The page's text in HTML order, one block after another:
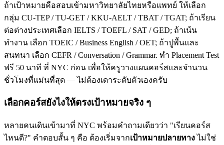
ถ้าเป้าหมายคือสอบเข้ามหาวิทยาลัยไทยหรือแพทย์ ให้เลือก
กลุ่ม CU-TEP / TU-GET / KKU-AELT / TBAT / TGAT; ถ้าเรียน
ต่อต่างประเทศเลือก IELTS / TOEFL / SAT / GED; ถ้าเน้น
ทำงาน เลือก TOEIC / Business English / OET; ถ้าปูพื้นและ
สนทนา เลือก CEFR / Conversation / Grammar. ทำ Placement Test
ฟรี 50 นาที ที่ NYC ก่อน เพื่อให้ครูวางแผนคอร์สและจำนวน
ชั่วโมงที่แม่นที่สุด — ไม่ต้องเดาระดับตัวเองครับ
เลือกคอร์สยังไงให้ตรงเป้าหมายจริง ๆ
หลายคนเดินเข้ามาที่ NYC พร้อมคำถามเดียวว่า "เรียนคอร์ส
ไหนดี?" คำตอบสั้น ๆ คือ ต้องเริ่มจากเป้าหมายปลายทางไม่ใช่